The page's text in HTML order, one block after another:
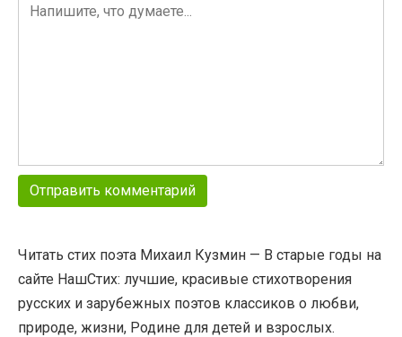
Читать стих поэта Михаил Кузмин — В старые годы на
сайте НашСтих: лучшие, красивые стихотворения
русских и зарубежных поэтов классиков о любви,
природе, жизни, Родине для детей и взрослых.